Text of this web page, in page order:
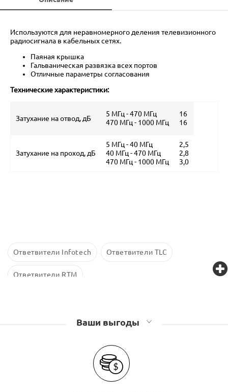
Используются для неравномерного деления телевизионного
радиосигнала в кабельных сетях.
Паяная крышка
Гальваническая развязка всех портов
Отличные параметры согласования
Технические характеристики:
Затухание на отвод, дБ
5 МГц - 470 МГц
470 МГц - 1000 МГц
16
16
Затухание на проход, дБ
5 МГц - 40 МГц
40 МГц - 470 МГц
470 МГц - 1000 МГц
2,5
2,8
3,0
Ответвители Infotech Ответвители TLC
Ответвители RTM
Ваши выгоды